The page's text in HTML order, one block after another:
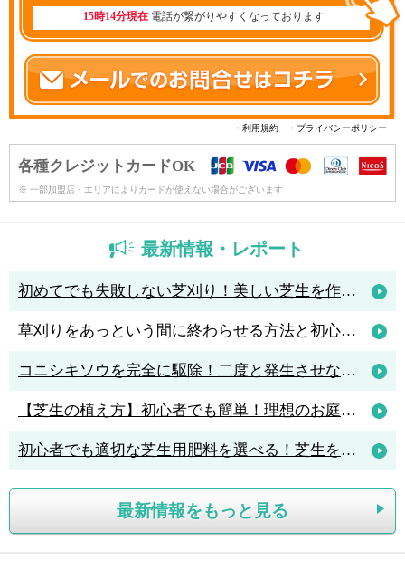
15時14分現在 電話が繋がりやすくなっております
・利用規約 ・プライバシーポリシー
各種クレジットカードOK
※ 一部加盟店・エリアによりカードが使えない場合がございます
最新情報・レポート
初めてでも失敗しない芝刈り！美しい芝生を作るためのコツと人気の芝刈り機4選
草刈りをあっという間に終わらせる方法と初心者におすすめの草刈機3選
コニシキソウを完全に駆除！二度と発生させないポイントは「アリ駆除」
【芝生の植え方】初心者でも簡単！理想のお庭を作る植え方のポイント解説
初心者でも適切な芝生用肥料を選べる！芝生を元気に育てる肥料の知識
最新情報をもっと見る